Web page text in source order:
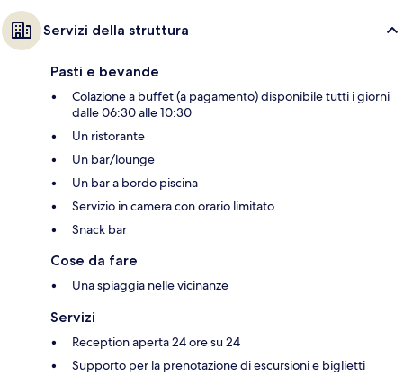
Servizi della struttura
Pasti e bevande
Colazione a buffet (a pagamento) disponibile tutti i giorni
dalle 06:30 alle 10:30
Un ristorante
Un bar/lounge
Un bar a bordo piscina
Servizio in camera con orario limitato
Snack bar
Cose da fare
Una spiaggia nelle vicinanze
Servizi
Reception aperta 24 ore su 24
Supporto per la prenotazione di escursioni e biglietti